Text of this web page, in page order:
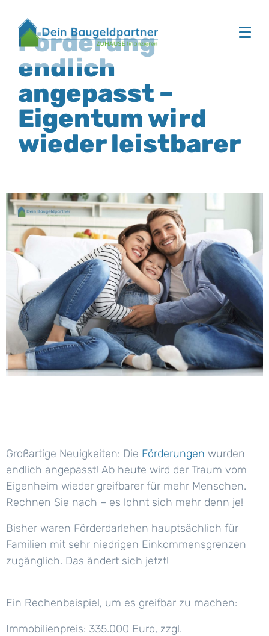
Förderung
endlich
angepasst –
Eigentum wird
wieder leistbarer
Großartige Neuigkeiten: Die Förderungen wurden
endlich angepasst! Ab heute wird der Traum vom
Eigenheim wieder greifbarer für mehr Menschen.
Rechnen Sie nach – es lohnt sich mehr denn je!
Bisher waren Förderdarlehen hauptsächlich für
Familien mit sehr niedrigen Einkommensgrenzen
zugänglich. Das ändert sich jetzt!
Ein Rechenbeispiel, um es greifbar zu machen:
Immobilienpreis: 335.000 Euro, zzgl.